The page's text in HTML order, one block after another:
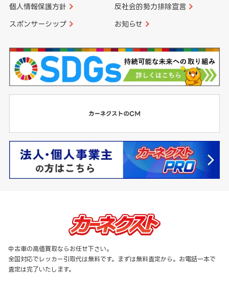
個人情報保護方針 反社会的勢力排除宣言
スポンサーシップ お知らせ
中古車の高価買取ならお任せ下さい。
全国対応でレッカー引取代は無料です。まずは無料査定から。お電話一本で
査定は完了いたします。